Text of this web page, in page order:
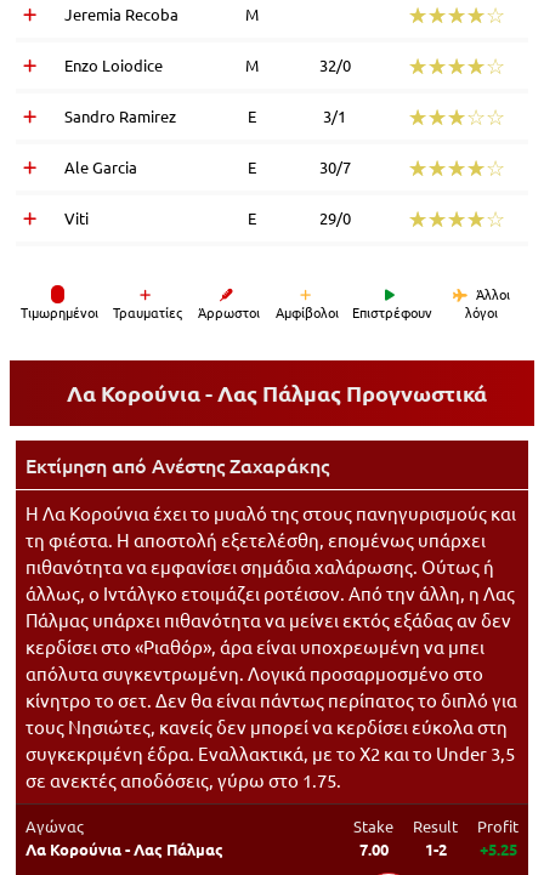
Jeremia Recoba Μ ☆☆☆☆☆
★★★★★
Enzo Loiodice Μ 32/0 ☆☆☆☆☆
★★★★★
Sandro Ramirez Ε 3/1 ☆☆☆☆☆
★★★★★
Ale Garcia Ε 30/7 ☆☆☆☆☆
★★★★★
Viti Ε 29/0 ☆☆☆☆☆
★★★★★
Tιμωρημένοι Τραυματίες Άρρωστοι Αμφίβολοι Επιστρέφουν
Άλλοι
λόγοι
Λα Κορούνια - Λας Πάλμας Προγνωστικά
Εκτίμηση από Ανέστης Ζαχαράκης
Η Λα Κορούνια έχει το μυαλό της στους πανηγυρισμούς και
τη φιέστα. Η αποστολή εξετελέσθη, επομένως υπάρχει
πιθανότητα να εμφανίσει σημάδια χαλάρωσης. Ούτως ή
άλλως, ο Ιντάλγκο ετοιμάζει ροτέισον. Από την άλλη, η Λας
Πάλμας υπάρχει πιθανότητα να μείνει εκτός εξάδας αν δεν
κερδίσει στο «Ριαθόρ», άρα είναι υποχρεωμένη να μπει
απόλυτα συγκεντρωμένη. Λογικά προσαρμοσμένο στο
κίνητρο το σετ. Δεν θα είναι πάντως περίπατος το διπλό για
τους Νησιώτες, κανείς δεν μπορεί να κερδίσει εύκολα στη
συγκεκριμένη έδρα. Εναλλακτικά, με το Χ2 και το Under 3,5
σε ανεκτές αποδόσεις, γύρω στο 1.75.
Αγώνας
Λα Κορούνια - Λας Πάλμας
Stake
7.00
Result
1-2
Profit
+5.25